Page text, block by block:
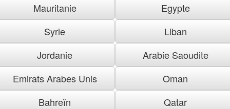
Mauritanie
Egypte
Syrie
Liban
Jordanie
Arabie Saoudite
Emirats Arabes Unis
Oman
Bahreïn
Qatar